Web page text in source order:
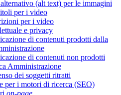
(alt text) per le immagini
per i video
per i video
e privacy
di contenuti prodotti dalla
di contenuti non prodotti
Amministrazione
dei soggetti ritratti
per i motori di ricerca (SEO)
on-page